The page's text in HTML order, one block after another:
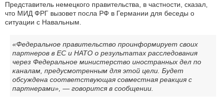
Представитель немецкого правительства, в частности, сказал,
что МИД ФРГ вызовет посла РФ в Германии для беседы о
ситуации с Навальным.
«Федеральное правительство проинформирует своих
партнеров в ЕС и НАТО о результатах расследования
через Федеральное министерство иностранных дел по
каналам, предусмотренным для этой цели. Будет
обсуждена соответствующая совместная реакция с
партнерами», — говорится в сообщении.